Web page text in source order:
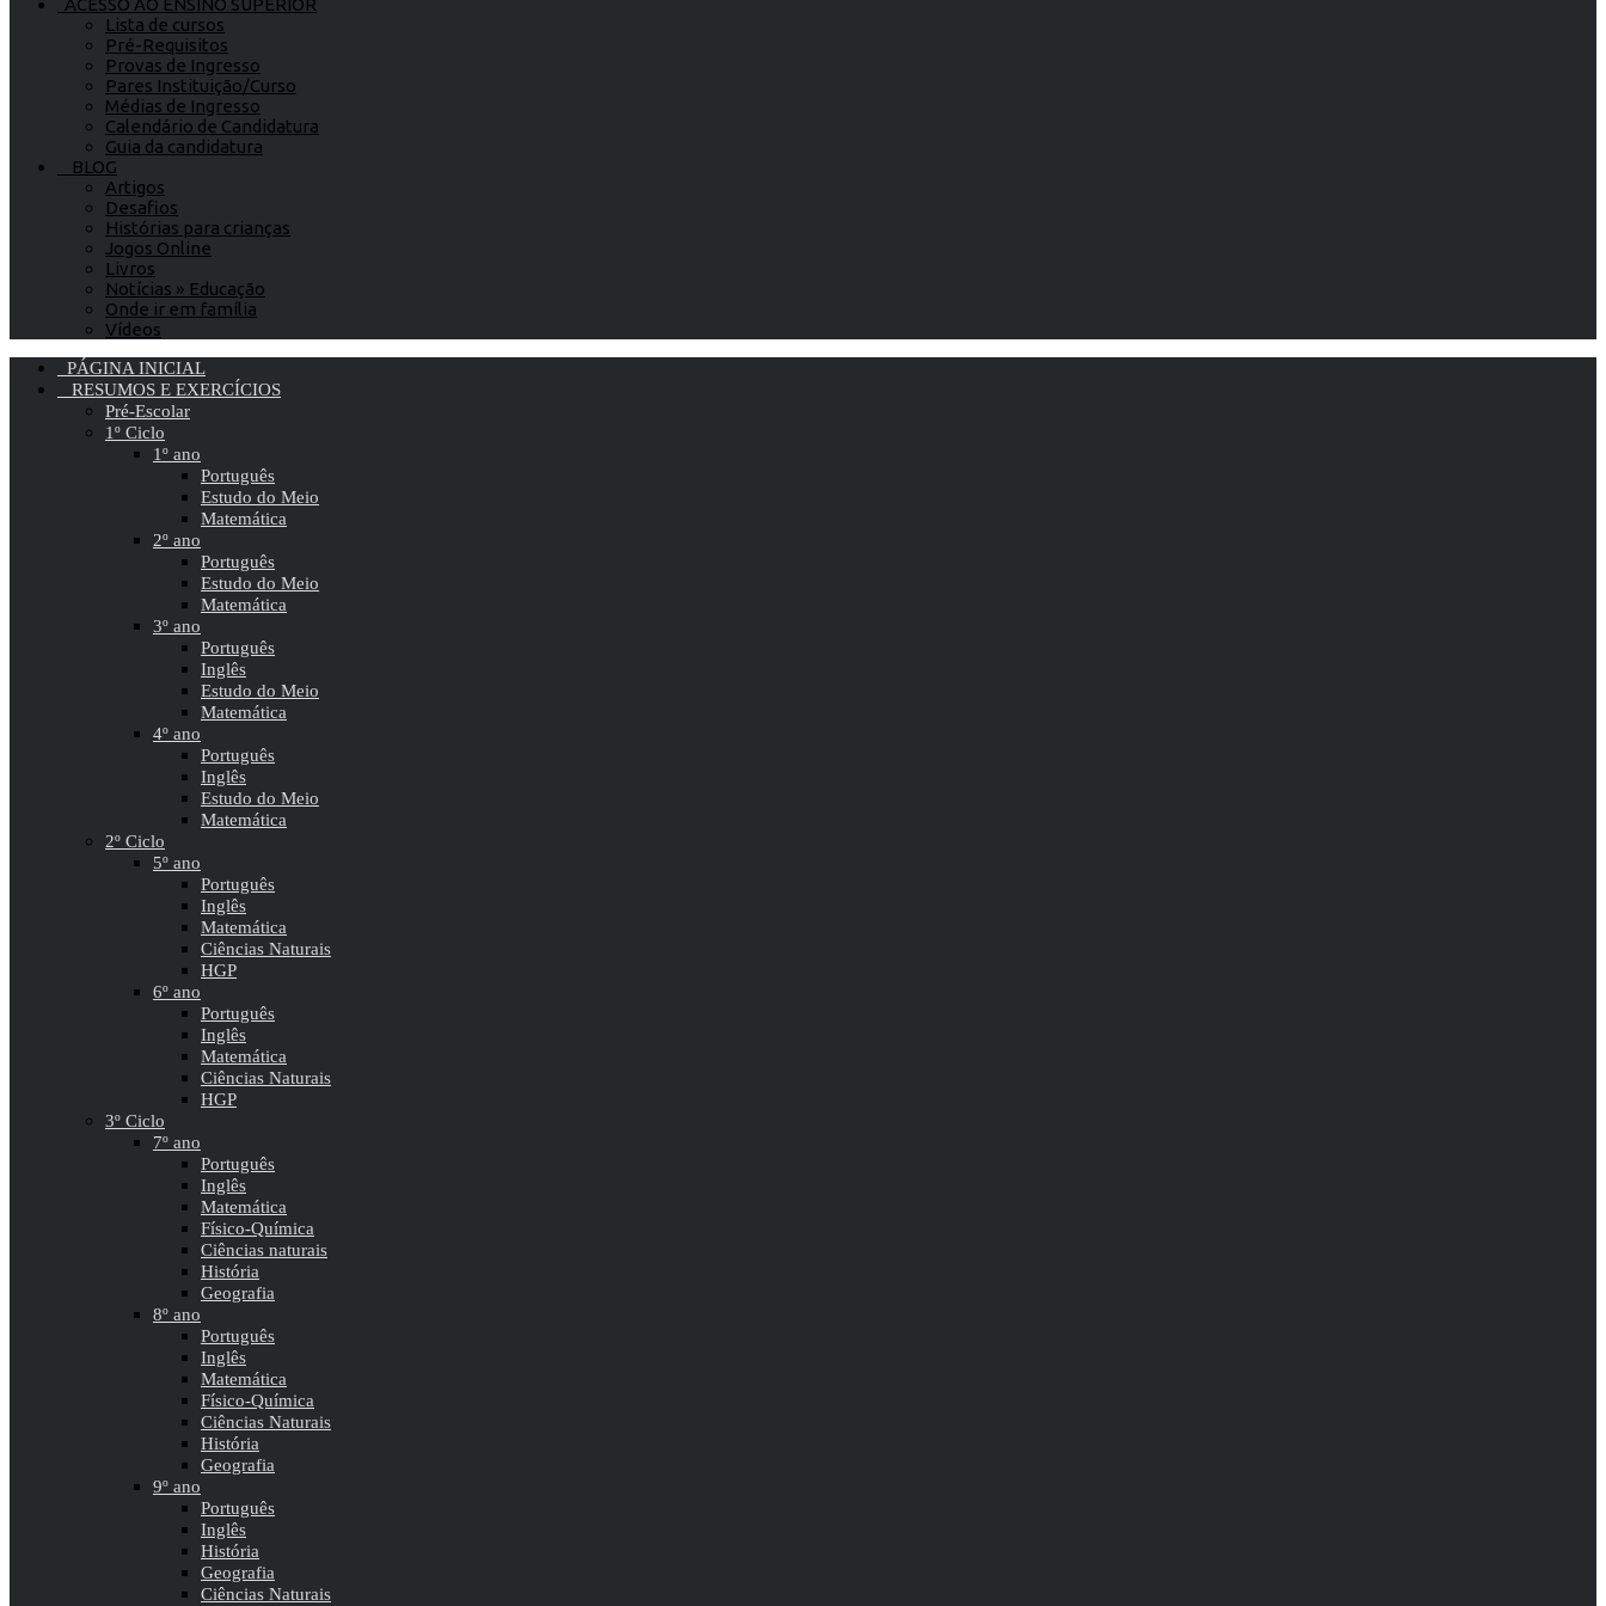
ACESSO AO ENSINO SUPERIOR
Lista de cursos
Pré-Requisitos
Provas de Ingresso
Pares Instituição/Curso
Médias de Ingresso
Calendário de Candidatura
Guia da candidatura
BLOG
Artigos
Desafios
Histórias para crianças
Jogos Online
Livros
Notícias » Educação
Onde ir em família
Vídeos
PÁGINA INICIAL
RESUMOS E EXERCÍCIOS
Pré-Escolar
1º Ciclo
1º ano
Português
Estudo do Meio
Matemática
2º ano
Português
Estudo do Meio
Matemática
3º ano
Português
Inglês
Estudo do Meio
Matemática
4º ano
Português
Inglês
Estudo do Meio
Matemática
2º Ciclo
5º ano
Português
Inglês
Matemática
Ciências Naturais
HGP
6º ano
Português
Inglês
Matemática
Ciências Naturais
HGP
3º Ciclo
7º ano
Português
Inglês
Matemática
Físico-Química
Ciências naturais
História
Geografia
8º ano
Português
Inglês
Matemática
Físico-Química
Ciências Naturais
História
Geografia
9º ano
Português
Inglês
História
Geografia
Ciências Naturais